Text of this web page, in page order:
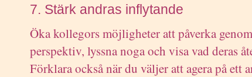
7. Stärk andras inflytande
Öka kollegors möjligheter att påverka
perspektiv, lyssna noga och visa vad deras
Förklara också när du väljer att agera på ett